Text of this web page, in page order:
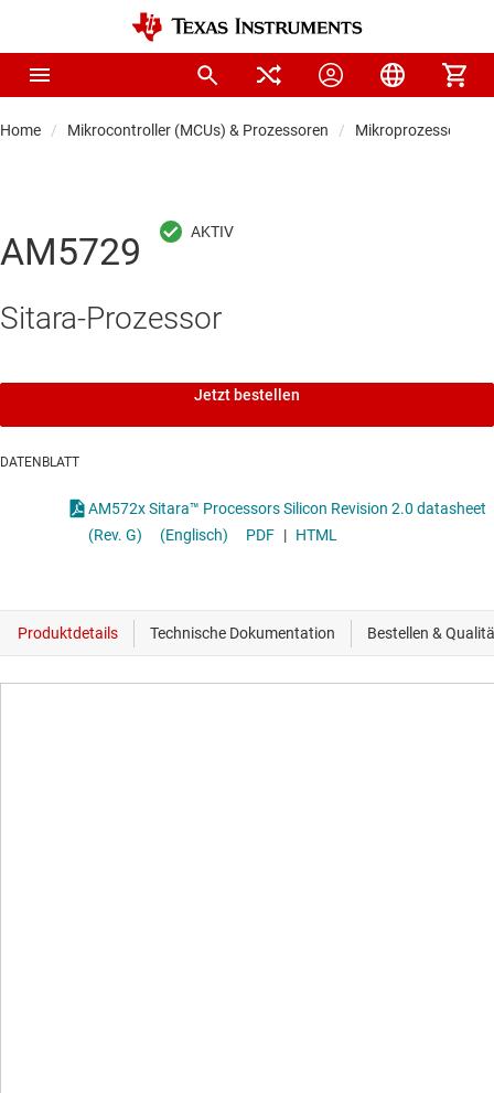
Home Mikrocontroller (MCUs) & Prozessoren Mikroprozessoren &
AM5729
Sitara-Prozessor
Jetzt bestellen
DATENBLATT
AM572x Sitara™ Processors Silicon Revision 2.0 datasheet
(Rev. G)
(Englisch) PDF | HTML